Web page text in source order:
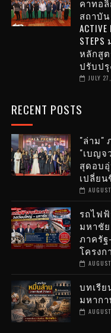
คาทอ
สถาบั
หลักสู
ปรับปรุ
JULY
RECENT POSTS
"ล่าม"
"เบญจ
สุดอบ
เปลี่ย
รถไฟ
มหาชั
ภาครั
โครงก
บทเรี
มหาก